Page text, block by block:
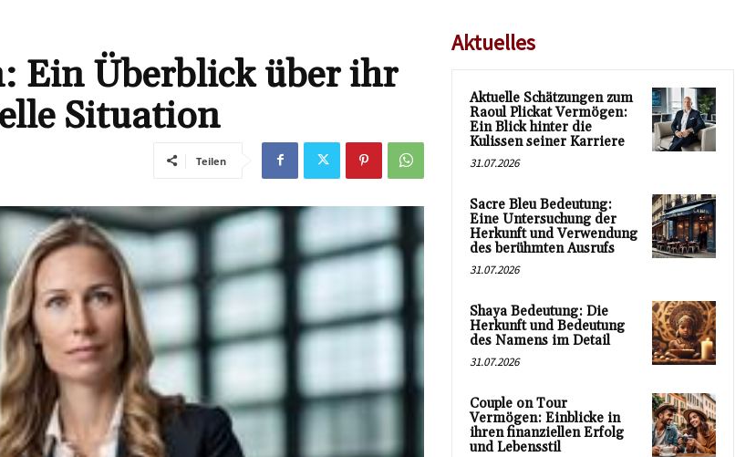
Ein Überblick über ihr
Situation
Teilen
Aktuelles
Aktuelle Schätzungen zum
Raoul Plickat Vermögen:
Ein Blick hinter die
Kulissen seiner Karriere
31.07.2026
Sacre Bleu Bedeutung:
Eine Untersuchung der
Herkunft und Verwendung
des berühmten Ausrufs
31.07.2026
Shaya Bedeutung: Die
Herkunft und Bedeutung
des Namens im Detail
31.07.2026
Couple on Tour
Vermögen: Einblicke in
ihren finanziellen Erfolg
und Lebensstil